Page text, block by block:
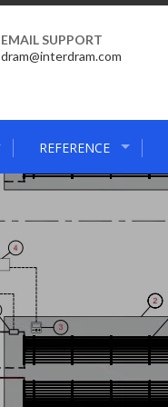
EMAIL SUPPORT
dram@interdram.com
REFERENCE